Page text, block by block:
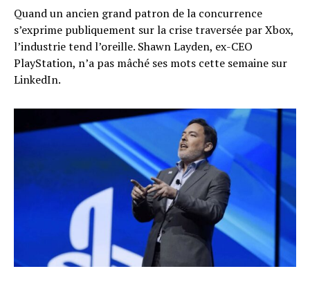
Quand un ancien grand patron de la concurrence
s’exprime publiquement sur la crise traversée par Xbox,
l’industrie tend l’oreille. Shawn Layden, ex-CEO
PlayStation, n’a pas mâché ses mots cette semaine sur
LinkedIn.